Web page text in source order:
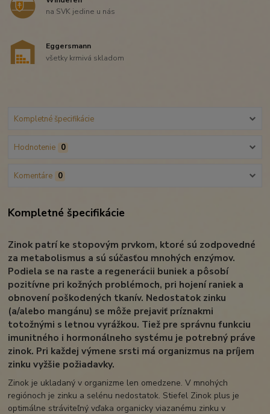
na SVK jedine u nás
Eggersmann
všetky krmivá skladom
Kompletné špecifikácie
Hodnotenie 0
Komentáre 0
Kompletné špecifikácie
Zinok patrí ke stopovým prvkom, ktoré sú zodpovedné
za metabolismus a sú súčasťou mnohých enzýmov.
Podiela se na raste a regenerácii buniek a pôsobí
pozitívne pri kožných problémoch, pri hojení raniek a
obnovení poškodených tkanív. Nedostatok zinku
(a/alebo mangánu) se môže prejaviť príznakmi
totožnými s letnou vyrážkou. Tiež pre správnu funkciu
imunitného i hormonálneho systému je potrebný práve
zinok. Pri každej výmene srsti má organizmus na príjem
zinku vyžšie požiadavky.
Zinok je ukladaný v organizme len omedzene. V mnohých
regiónoch je zinku a selénu nedostatok. Stiefel Zinok plus je
optimálne stráviteľný vďaka organicky viazanému zinku v